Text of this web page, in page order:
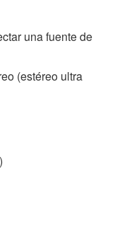
una fuente de
(estéreo ultra